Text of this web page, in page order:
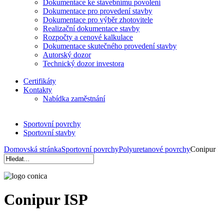
Dokumentace ke stavebnímu povolení
Dokumentace pro provedení stavby
Dokumentace pro výběr zhotovitele
Realizační dokumentace stavby
Rozpočty a cenové kalkulace
Dokumentace skutečného provedení stavby
Autorský dozor
Technický dozor investora
Certifikáty
Kontakty
Nabídka zaměstnání
Sportovní povrchy
Sportovní stavby
Domovská stránkaSportovní povrchyPolyuretanové povrchyConipur
Conipur ISP